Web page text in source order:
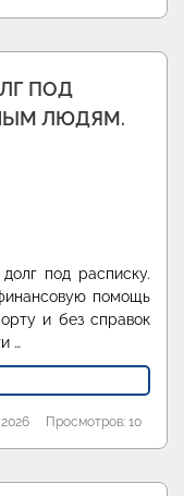
ПОД
ЛЮДЯМ.
под расписку.
помощь
и без справок
…
Просмотров: 10